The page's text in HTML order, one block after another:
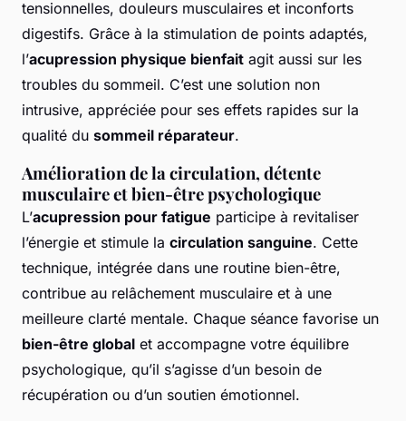
tensionnelles, douleurs musculaires et inconforts
digestifs. Grâce à la stimulation de points adaptés,
l’acupression physique bienfait agit aussi sur les
troubles du sommeil. C’est une solution non
intrusive, appréciée pour ses effets rapides sur la
qualité du sommeil réparateur.
Amélioration de la circulation, détente
musculaire et bien-être psychologique
L’acupression pour fatigue participe à revitaliser
l’énergie et stimule la circulation sanguine. Cette
technique, intégrée dans une routine bien-être,
contribue au relâchement musculaire et à une
meilleure clarté mentale. Chaque séance favorise un
bien-être global et accompagne votre équilibre
psychologique, qu’il s’agisse d’un besoin de
récupération ou d’un soutien émotionnel.